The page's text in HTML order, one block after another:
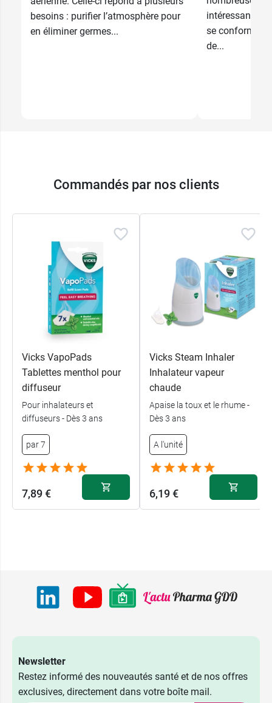
besoins : purifier l’atmosphère pour
en éliminer germes...
intéressantes,
se conformer
de...
Commandés par nos clients
Vicks VapoPads
Tablettes menthol pour
diffuseur
Pour inhalateurs et
diffuseurs - Dès 3 ans
par 7
7,89 €
Vicks Steam Inhaler
Inhalateur vapeur
chaude
Apaise la toux et le rhume -
Dès 3 ans
A l'unité
6,19 €
Newsletter
Restez informé des nouveautés santé et de nos offres
exclusives, directement dans votre boîte mail.